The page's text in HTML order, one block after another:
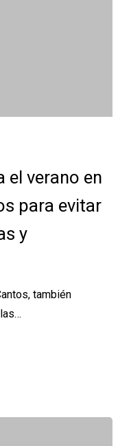
el verano en
para evitar
y
también